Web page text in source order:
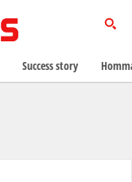
Success story